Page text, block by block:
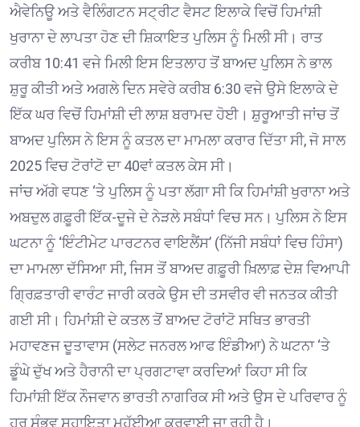
ਐਵੇਨਿਊ ਅਤੇ ਵੈਲਿੰਗਟਨ ਸਟ੍ਰੀਟ ਵੈਸਟ ਇਲਾਕੇ ਵਿਚੋਂ ਹਿਮਾਂਸ਼ੀ
ਖੁਰਾਨਾ ਦੇ ਲਾਪਤਾ ਹੋਣ ਦੀ ਸ਼ਿਕਾਇਤ ਪੁਲਿਸ ਨੂੰ ਮਿਲੀ ਸੀ। ਰਾਤ
ਕਰੀਬ 10:41 ਵਜੇ ਮਿਲੀ ਇਸ ਇਤਲਾਹ ਤੋਂ ਬਾਅਦ ਪੁਲਿਸ ਨੇ ਭਾਲ
ਸ਼ੁਰੂ ਕੀਤੀ ਅਤੇ ਅਗਲੇ ਦਿਨ ਸਵੇਰੇ ਕਰੀਬ 6:30 ਵਜੇ ਉਸੇ ਇਲਾਕੇ ਦੇ
ਇੱਕ ਘਰ ਵਿਚੋਂ ਹਿਮਾਂਸ਼ੀ ਦੀ ਲਾਸ਼ ਬਰਾਮਦ ਹੋਈ। ਸ਼ੁਰੂਆਤੀ ਜਾਂਚ ਤੋਂ
ਬਾਅਦ ਪੁਲਿਸ ਨੇ ਇਸ ਨੂੰ ਕਤਲ ਦਾ ਮਾਮਲਾ ਕਰਾਰ ਦਿੱਤਾ ਸੀ, ਜੋ ਸਾਲ
2025 ਵਿਚ ਟੋਰਾਂਟੋ ਦਾ 40ਵਾਂ ਕਤਲ ਕੇਸ ਸੀ।
ਜਾਂਚ ਅੱਗੇ ਵਧਣ ‘ਤੇ ਪੁਲਿਸ ਨੂੰ ਪਤਾ ਲੱਗਾ ਸੀ ਕਿ ਹਿਮਾਂਸ਼ੀ ਖੁਰਾਨਾ ਅਤੇ
ਅਬਦੁਲ ਗਫ਼ੂਰੀ ਇੱਕ-ਦੂਜੇ ਦੇ ਨੇੜਲੇ ਸਬੰਧਾਂ ਵਿਚ ਸਨ। ਪੁਲਿਸ ਨੇ ਇਸ
ਘਟਨਾ ਨੂੰ ‘ਇੰਟੀਮੇਟ ਪਾਰਟਨਰ ਵਾਇਲੈਂਸ’ (ਨਿੱਜੀ ਸਬੰਧਾਂ ਵਿਚ ਹਿੰਸਾ)
ਦਾ ਮਾਮਲਾ ਦੱਸਿਆ ਸੀ, ਜਿਸ ਤੋਂ ਬਾਅਦ ਗਫ਼ੂਰੀ ਖ਼ਿਲਾਫ਼ ਦੇਸ਼ ਵਿਆਪੀ
ਗ੍ਰਿਫ਼ਤਾਰੀ ਵਾਰੰਟ ਜਾਰੀ ਕਰਕੇ ਉਸ ਦੀ ਤਸਵੀਰ ਵੀ ਜਨਤਕ ਕੀਤੀ
ਗਈ ਸੀ। ਹਿਮਾਂਸ਼ੀ ਦੇ ਕਤਲ ਤੋਂ ਬਾਅਦ ਟੋਰਾਂਟੋ ਸਥਿਤ ਭਾਰਤੀ
ਮਹਾਵਣਜ ਦੂਤਾਵਾਸ (ਸਲੇਟ ਜਨਰਲ ਆਫ ਇੰਡੀਆ) ਨੇ ਘਟਨਾ ‘ਤੇ
ਡੂੰਘੇ ਦੁੱਖ ਅਤੇ ਹੈਰਾਨੀ ਦਾ ਪ੍ਰਗਟਾਵਾ ਕਰਦਿਆਂ ਕਿਹਾ ਸੀ ਕਿ
ਹਿਮਾਂਸ਼ੀ ਇੱਕ ਨੌਜਵਾਨ ਭਾਰਤੀ ਨਾਗਰਿਕ ਸੀ ਅਤੇ ਉਸ ਦੇ ਪਰਿਵਾਰ ਨੂੰ
ਹਰ ਸੰਭਵ ਸਹਾਇਤਾ ਮੁਹੱਈਆ ਕਰਵਾਈ ਜਾ ਰਹੀ ਹੈ।